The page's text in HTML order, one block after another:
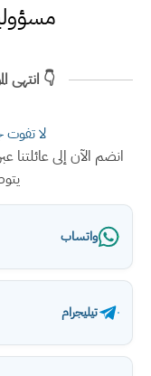
👇 انتهى
لا تفوت
انضم الآن إلى
واتساب
تيليجرام